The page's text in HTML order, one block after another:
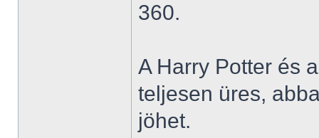
360.
A Harry Potter és
teljesen üres,
jöhet.